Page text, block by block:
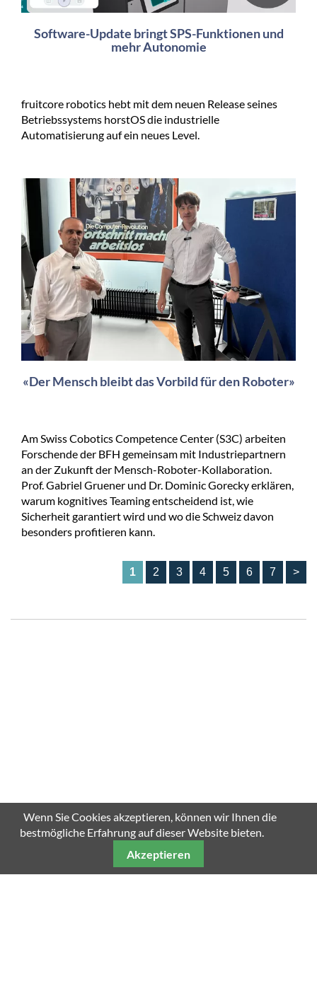
Software-Update bringt SPS-Funktionen und
mehr Autonomie
fruitcore robotics hebt mit dem neuen Release seines
Betriebssystems horstOS die industrielle
Automatisierung auf ein neues Level.
«Der Mensch bleibt das Vorbild für den Roboter»
Am Swiss Cobotics Competence Center (S3C) arbeiten
Forschende der BFH gemeinsam mit Industriepartnern
an der Zukunft der Mensch-Roboter-Kollaboration.
Prof. Gabriel Gruener und Dr. Dominic Gorecky erklären,
warum kognitives Teaming entscheidend ist, wie
Sicherheit garantiert wird und wo die Schweiz davon
besonders profitieren kann.
1 2 3 4 5 6 7 >
Wenn Sie Cookies akzeptieren, können wir Ihnen die
bestmögliche Erfahrung auf dieser Website bieten.
Akzeptieren